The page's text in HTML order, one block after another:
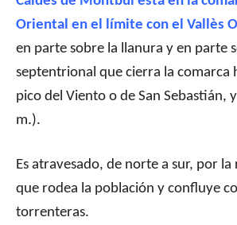
Oriental en el límite con el Vallès
en parte sobre la llanura y en parte
septentrional que cierra la comarca
pico del Viento o de San Sebastián,
m.).
Es atravesado, de norte a sur, por la
que rodea la población y confluye
torrenteras.